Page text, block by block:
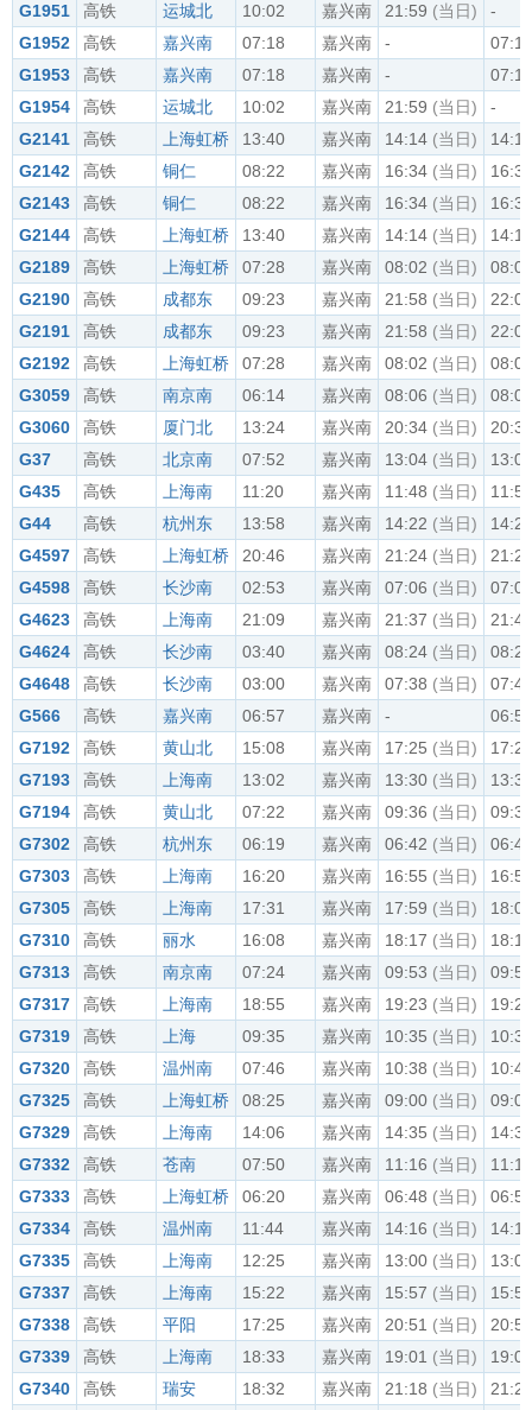
G1951
高铁 运城北 10:02 嘉兴南 21:59 (当日)
-
G1952
高铁 嘉兴南 07:18 嘉兴南 -
07:18
G1953
高铁 嘉兴南 07:18 嘉兴南 -
07:18
G1954
高铁 运城北 10:02 嘉兴南 21:59 (当日)
-
G2141
高铁 上海虹桥 13:40 嘉兴南 14:14 (当日)
14:16
G2142
高铁 铜仁 08:22 嘉兴南 16:34 (当日)
16:36
G2143
高铁 铜仁 08:22 嘉兴南 16:34 (当日)
16:36
G2144
高铁 上海虹桥 13:40 嘉兴南 14:14 (当日)
14:16
G2189
高铁 上海虹桥 07:28 嘉兴南 08:02 (当日)
08:04
G2190
高铁 成都东 09:23 嘉兴南 21:58 (当日)
22:01
G2191
高铁 成都东 09:23 嘉兴南 21:58 (当日)
22:01
G2192
高铁 上海虹桥 07:28 嘉兴南 08:02 (当日)
08:04
G3059
高铁 南京南 06:14 嘉兴南 08:06 (当日)
08:09
G3060
高铁 厦门北 13:24 嘉兴南 20:34 (当日)
20:36
G37
高铁 北京南 07:52 嘉兴南 13:04 (当日)
13:07
G435
高铁 上海南 11:20 嘉兴南 11:48 (当日)
11:50
G44
高铁 杭州东 13:58 嘉兴南 14:22 (当日)
14:25
G4597
高铁 上海虹桥 20:46 嘉兴南 21:24 (当日)
21:26
G4598
高铁 长沙南 02:53 嘉兴南 07:06 (当日)
07:08
G4623
高铁 上海南 21:09 嘉兴南 21:37 (当日)
21:40
G4624
高铁 长沙南 03:40 嘉兴南 08:24 (当日)
08:26
G4648
高铁 长沙南 03:00 嘉兴南 07:38 (当日)
07:42
G566
高铁 嘉兴南 06:57 嘉兴南 -
06:57
G7192
高铁 黄山北 15:08 嘉兴南 17:25 (当日)
17:27
G7193
高铁 上海南 13:02 嘉兴南 13:30 (当日)
13:32
G7194
高铁 黄山北 07:22 嘉兴南 09:36 (当日)
09:38
G7302
高铁 杭州东 06:19 嘉兴南 06:42 (当日)
06:44
G7303
高铁 上海南 16:20 嘉兴南 16:55 (当日)
16:57
G7305
高铁 上海南 17:31 嘉兴南 17:59 (当日)
18:02
G7310
高铁 丽水 16:08 嘉兴南 18:17 (当日)
18:19
G7313
高铁 南京南 07:24 嘉兴南 09:53 (当日)
09:55
G7317
高铁 上海南 18:55 嘉兴南 19:23 (当日)
19:25
G7319
高铁 上海 09:35 嘉兴南 10:35 (当日)
10:37
G7320
高铁 温州南 07:46 嘉兴南 10:38 (当日)
10:40
G7325
高铁 上海虹桥 08:25 嘉兴南 09:00 (当日)
09:02
G7329
高铁 上海南 14:06 嘉兴南 14:35 (当日)
14:37
G7332
高铁 苍南 07:50 嘉兴南 11:16 (当日)
11:18
G7333
高铁 上海虹桥 06:20 嘉兴南 06:48 (当日)
06:50
G7334
高铁 温州南 11:44 嘉兴南 14:16 (当日)
14:18
G7335
高铁 上海南 12:25 嘉兴南 13:00 (当日)
13:02
G7337
高铁 上海南 15:22 嘉兴南 15:57 (当日)
15:59
G7338
高铁 平阳 17:25 嘉兴南 20:51 (当日)
20:53
G7339
高铁 上海南 18:33 嘉兴南 19:01 (当日)
19:03
G7340
高铁 瑞安 18:32 嘉兴南 21:18 (当日)
21:21